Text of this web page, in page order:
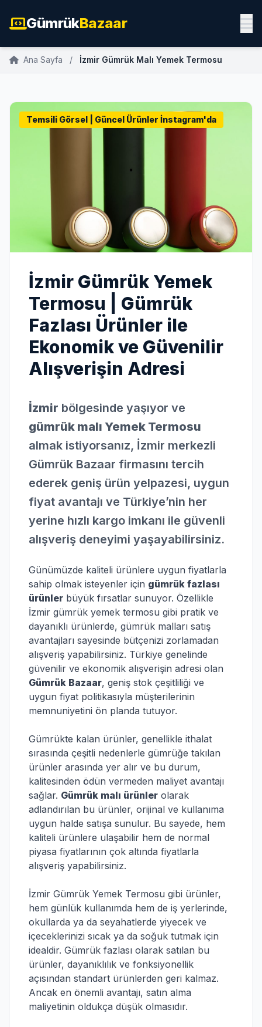
GümrükBazaar
Ana Sayfa / İzmir Gümrük Malı Yemek Termosu
Temsili Görsel | Güncel Ürünler İnstagram'da
İzmir Gümrük Yemek
Termosu | Gümrük
Fazlası Ürünler ile
Ekonomik ve Güvenilir
Alışverişin Adresi
İzmir bölgesinde yaşıyor ve
gümrük malı Yemek Termosu
almak istiyorsanız, İzmir merkezli
Gümrük Bazaar firmasını tercih
ederek geniş ürün yelpazesi, uygun
fiyat avantajı ve Türkiye’nin her
yerine hızlı kargo imkanı ile güvenli
alışveriş deneyimi yaşayabilirsiniz.
Günümüzde kaliteli ürünlere uygun fiyatlarla
sahip olmak isteyenler için gümrük fazlası
ürünler büyük fırsatlar sunuyor. Özellikle
İzmir gümrük yemek termosu gibi pratik ve
dayanıklı ürünlerde, gümrük malları satış
avantajları sayesinde bütçenizi zorlamadan
alışveriş yapabilirsiniz. Türkiye genelinde
güvenilir ve ekonomik alışverişin adresi olan
Gümrük Bazaar, geniş stok çeşitliliği ve
uygun fiyat politikasıyla müşterilerinin
memnuniyetini ön planda tutuyor.
Gümrükte kalan ürünler, genellikle ithalat
sırasında çeşitli nedenlerle gümrüğe takılan
ürünler arasında yer alır ve bu durum,
kalitesinden ödün vermeden maliyet avantajı
sağlar. Gümrük malı ürünler olarak
adlandırılan bu ürünler, orijinal ve kullanıma
uygun halde satışa sunulur. Bu sayede, hem
kaliteli ürünlere ulaşabilir hem de normal
piyasa fiyatlarının çok altında fiyatlarla
alışveriş yapabilirsiniz.
İzmir Gümrük Yemek Termosu gibi ürünler,
hem günlük kullanımda hem de iş yerlerinde,
okullarda ya da seyahatlerde yiyecek ve
içeceklerinizi sıcak ya da soğuk tutmak için
idealdir. Gümrük fazlası olarak satılan bu
ürünler, dayanıklılık ve fonksiyonellik
açısından standart ürünlerden geri kalmaz.
Ancak en önemli avantajı, satın alma
maliyetinin oldukça düşük olmasıdır.